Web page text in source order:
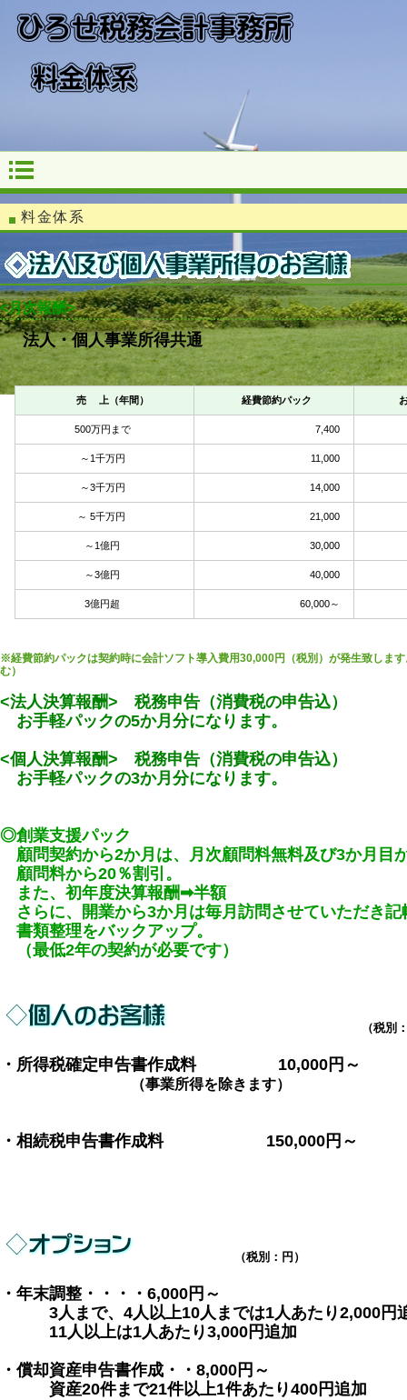
料金体系
<月次報酬>
法人・個人事業所得共通
（税別：
売 上（年間） 経費節約パック お
500万円まで 7,400
～1千万円 11,000
～3千万円 14,000
～ 5千万円 21,000
～1億円 30,000
～3億円 40,000
3億円超 60,000～
※経費節約パックは契約時に会計ソフト導入費用30,000円（税別）が発生致しま
む
<法人決算報酬> 税務申告（消費税の申告込）
お手軽パックの5か月分になります。
<個人決算報酬> 税務申告（消費税の申告込）
お手軽パックの3か月分になります。
◎創業支援パック
顧問契約から2か月は、月次顧問料無料及び3か月目
顧問料から20％割引。
また、初年度決算報酬➡半額
さらに、開業から3か月は毎月訪問させていただき記
書類整理をバックアップ。
（最低2年の契約が必要です）
（税別：円
・所得税確定申告書作成料 10,000円～
（事業所得を除きます）
・相続税申告書作成料 150,000円～
（税別：円）
・年末調整・・・・6,000円～
3人まで、4人以上10人までは1人あたり2,000円
11人以上は1人あたり3,000円追加
・償却資産申告書作成・・8,000円～
資産20件まで21件以上1件あたり400円追加